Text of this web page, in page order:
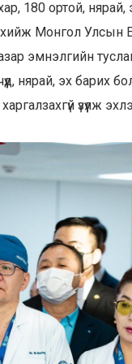
180 ортой, нярай,
хийж Монгол
эмнэлгийн
нярай, эх барих
үзүүлж